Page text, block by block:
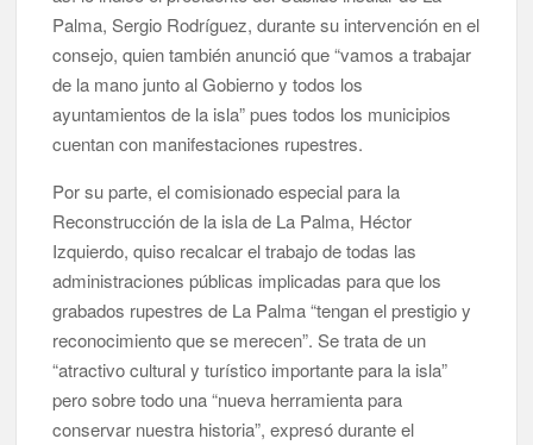
Palma, Sergio Rodríguez, durante su intervención en el
consejo, quien también anunció que “vamos a trabajar
de la mano junto al Gobierno y todos los
ayuntamientos de la isla” pues todos los municipios
cuentan con manifestaciones rupestres.
Por su parte, el comisionado especial para la
Reconstrucción de la isla de La Palma, Héctor
Izquierdo, quiso recalcar el trabajo de todas las
administraciones públicas implicadas para que los
grabados rupestres de La Palma “tengan el prestigio y
reconocimiento que se merecen”. Se trata de un
“atractivo cultural y turístico importante para la isla”
pero sobre todo una “nueva herramienta para
conservar nuestra historia”, expresó durante el